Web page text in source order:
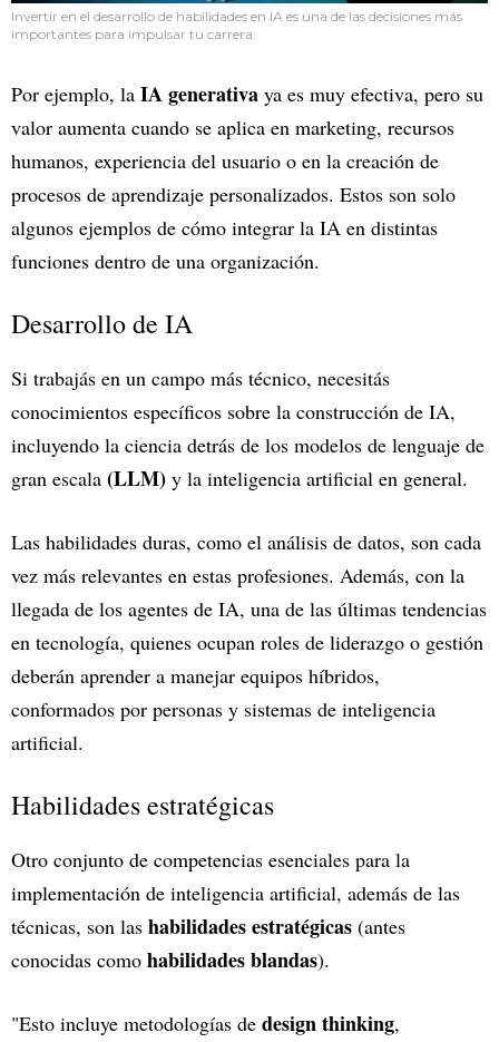
Invertir en el desarrollo de habilidades en IA es una de las decisiones más
importantes para impulsar tu carrera.
Por ejemplo, la IA generativa ya es muy efectiva, pero su
valor aumenta cuando se aplica en marketing, recursos
humanos, experiencia del usuario o en la creación de
procesos de aprendizaje personalizados. Estos son solo
algunos ejemplos de cómo integrar la IA en distintas
funciones dentro de una organización.
Desarrollo de IA
Si trabajás en un campo más técnico, necesitás
conocimientos específicos sobre la construcción de IA,
incluyendo la ciencia detrás de los modelos de lenguaje de
gran escala (LLM) y la inteligencia artificial en general.
Las habilidades duras, como el análisis de datos, son cada
vez más relevantes en estas profesiones. Además, con la
llegada de los agentes de IA, una de las últimas tendencias
en tecnología, quienes ocupan roles de liderazgo o gestión
deberán aprender a manejar equipos híbridos,
conformados por personas y sistemas de inteligencia
artificial.
Habilidades estratégicas
Otro conjunto de competencias esenciales para la
implementación de inteligencia artificial, además de las
técnicas, son las habilidades estratégicas (antes
conocidas como habilidades blandas).
"Esto incluye metodologías de design thinking,